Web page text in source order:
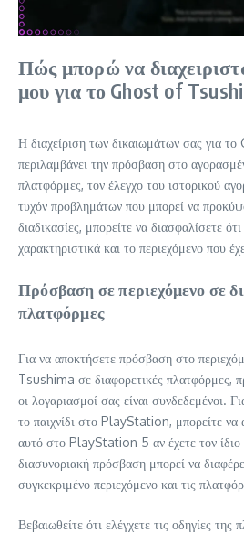
Πώς μπορώ να
μου για το Ghost of
Η διαχείριση των δικαιωμάτων σας για
περιλαμβάνει την πρόσβαση στο
πλατφόρμες, τον έλεγχο του ιστορικού
τυχόν προβλημάτων που μπορεί να
διαδικασίες, μπορείτε να διασφαλίσετε
χαρακτηριστικά και το περιεχόμενο που
Πρόσβαση σε περιεχόμενο σε
πλατφόρμες
Για να αποκτήσετε πρόσβαση στο
Tsushima σε διαφορετικές πλατφόρμες,
οι λογαριασμοί σας είναι συνδεδεμένοι.
το παιχνίδι στο PlayStation, μπορείτε
αυτό στο PlayStation 5 αν έχετε τον
διασυνοριακή πρόσβαση μπορεί να
συγκεκριμένο περιεχόμενο και τις
Βεβαιωθείτε ότι ελέγχετε τις οδηγίες της